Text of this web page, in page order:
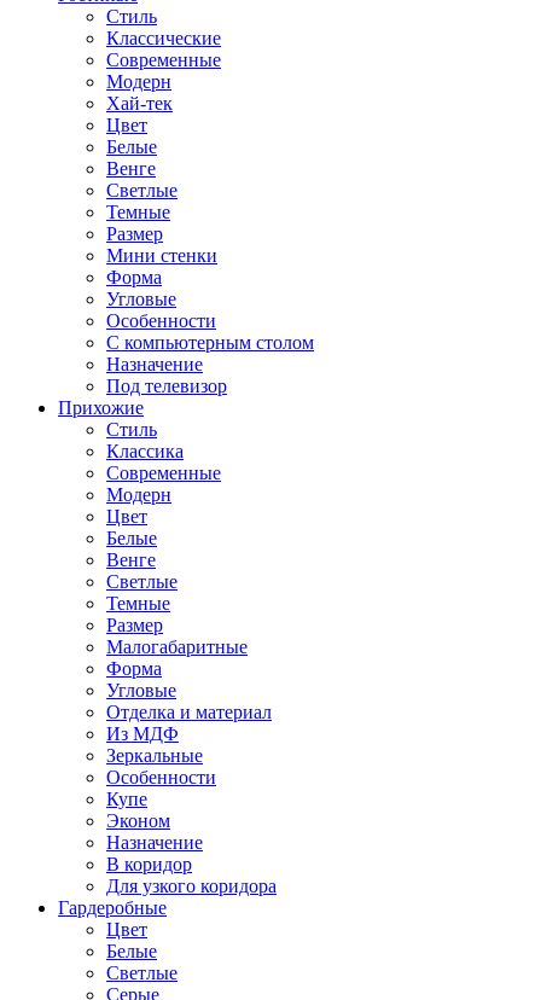
Стиль
Классические
Современные
Модерн
Хай-тек
Цвет
Белые
Венге
Светлые
Темные
Размер
Мини стенки
Форма
Угловые
Особенности
С компьютерным столом
Назначение
Под телевизор
Прихожие
Стиль
Классика
Современные
Модерн
Цвет
Белые
Венге
Светлые
Темные
Размер
Малогабаритные
Форма
Угловые
Отделка и материал
Из МДФ
Зеркальные
Особенности
Купе
Эконом
Назначение
В коридор
Для узкого коридора
Гардеробные
Цвет
Белые
Светлые
Серые